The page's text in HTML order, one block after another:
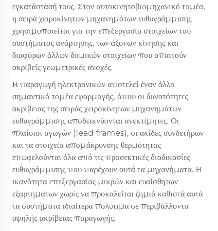
εγκατάστασή τους. Στον αυτοκινητοβιομηχανικό τομέα,
η σειρά χειροκίνητων μηχανημάτων ευθυγράμμισης
χρησιμοποιείται για την επεξεργασία στοιχείων του
συστήματος ανάρτησης, των άξονων κίνησης και
διαφόρων άλλων δομικών στοιχείων που απαιτούν
ακριβείς γεωμετρικές ανοχές.
Η παραγωγή ηλεκτρονικών αποτελεί έναν άλλο
σημαντικό τομέα εφαρμογής, όπου οι δυνατότητες
ακρίβειας της σειράς χειροκίνητων μηχανημάτων
ευθυγράμμισης αποδεικνύονται ανεκτίμητες. Οι
πλαίσιοι αγωγών (lead frames), οι ακίδες συνδετήρων
και τα στοιχεία απομάκρυνσης θερμότητας
επωφελούνται όλα από τις προσεκτικές διαδικασίες
ευθυγράμμισης που παρέχουν αυτά τα μηχανήματα. Η
ικανότητα επεξεργασίας μικρών και ευαίσθητων
εξαρτημάτων χωρίς να προκαλείται ζημιά καθιστά αυτά
τα συστήματα ιδιαίτερα πολύτιμα σε περιβάλλοντα
υψηλής ακρίβειας παραγωγής.